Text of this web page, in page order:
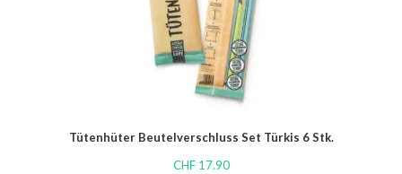
Tütenhüter Beutelverschluss Set Türkis 6 Stk.
CHF17.90